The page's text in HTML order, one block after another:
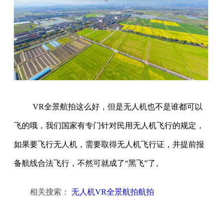
VR全景航拍这么好，但是无人机也不是谁都可以
飞的哦，我们国家有专门针对民用无人机飞行的规定，
如果要飞行无人机，需要取得无人机飞行证，并提前报
备航线合法飞行，不然可就成了“黑飞”了。
相关搜索： 无人机VR全景航拍航拍